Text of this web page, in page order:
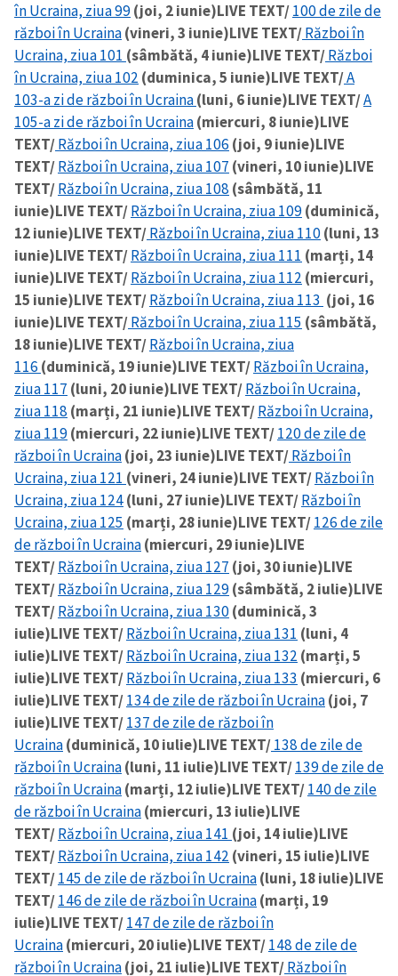
SUSȚINE
în Ucraina, ziua 99(joi, 2 iunie)LIVE TEXT/100 de zile de
război în Ucraina(vineri, 3 iunie)LIVE TEXT/Război în
Ucraina, ziua 101 (sâmbătă, 4 iunie)LIVE TEXT/Război
în Ucraina, ziua 102 (duminica, 5 iunie)LIVE TEXT/A
103-a zi de război în Ucraina(luni, 6 iunie)LIVE TEXT/A
105-a zi de război în Ucraina(miercuri, 8 iunie)LIVE
TEXT/Război în Ucraina, ziua 106 (joi, 9 iunie)LIVE
TEXT/Război în Ucraina, ziua 107 (vineri, 10 iunie)LIVE
TEXT/Război în Ucraina, ziua 108 (sâmbătă, 11
iunie)LIVE TEXT/Război în Ucraina, ziua 109(duminică,
12 iunie)LIVE TEXT/Război în Ucraina, ziua 110(luni, 13
iunie)LIVE TEXT/Război în Ucraina, ziua 111 (marți, 14
iunie)LIVE TEXT/Război în Ucraina, ziua 112 (miercuri,
15 iunie)LIVE TEXT/Război în Ucraina, ziua 113 (joi, 16
iunie)LIVE TEXT/Război în Ucraina, ziua 115 (sâmbătă,
18 iunie)LIVE TEXT/Război în Ucraina, ziua
116 (duminică, 19 iunie)LIVE TEXT/Război în Ucraina,
ziua 117 (luni, 20 iunie)LIVE TEXT/Război în Ucraina,
ziua 118 (marți, 21 iunie)LIVE TEXT/Război în Ucraina,
ziua 119(miercuri, 22 iunie)LIVE TEXT/120 de zile de
război în Ucraina(joi, 23 iunie)LIVE TEXT/Război în
Ucraina, ziua 121 (vineri, 24 iunie)LIVE TEXT/Război în
Ucraina, ziua 124(luni, 27 iunie)LIVE TEXT/Război în
Ucraina, ziua 125 (marți, 28 iunie)LIVE TEXT/126 de zile
de război în Ucraina(miercuri, 29 iunie)LIVE
TEXT/Război în Ucraina, ziua 127 (joi, 30 iunie)LIVE
TEXT/Război în Ucraina, ziua 129(sâmbătă, 2 iulie)LIVE
TEXT/Război în Ucraina, ziua 130(duminică, 3
iulie)LIVE TEXT/Război în Ucraina, ziua 131 (luni, 4
iulie)LIVE TEXT/Război în Ucraina, ziua 132 (marți, 5
iulie)LIVE TEXT/Război în Ucraina, ziua 133 (miercuri, 6
iulie)LIVE TEXT/134 de zile de război în Ucraina(joi, 7
iulie)LIVE TEXT/137 de zile de război în
Ucraina(duminică, 10 iulie)LIVE TEXT/138 de zile de
război în Ucraina(luni, 11 iulie)LIVE TEXT/139 de zile de
război în Ucraina(marți, 12 iulie)LIVE TEXT/140 de zile
de război în Ucraina(miercuri, 13 iulie)LIVE
TEXT/Război în Ucraina, ziua 141 (joi, 14 iulie)LIVE
TEXT/Război în Ucraina, ziua 142 (vineri, 15 iulie)LIVE
TEXT/145 de zile de război în Ucraina(luni, 18 iulie)LIVE
TEXT/146 de zile de război în Ucraina(marți, 19
iulie)LIVE TEXT/147 de zile de război în
Ucraina(miercuri, 20 iulie)LIVE TEXT/148 de zile de
război în Ucraina(joi, 21 iulie)LIVE TEXT/Război în